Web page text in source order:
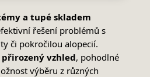
a tupé skladem
řešení problémů s
či pokročilou alopecií.
vzhled, pohodlné
výběru z různých